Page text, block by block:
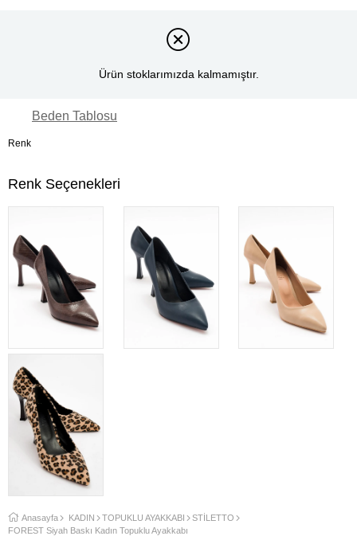
Ürün stoklarımızda kalmamıştır.
Beden Tablosu
Renk
Renk Seçenekleri
Anasayfa KADIN TOPUKLU AYAKKABI
STİLETTO
FOREST Siyah Baskı Kadın Topuklu Ayakkabı